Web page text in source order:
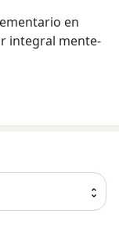
en
integral mente-